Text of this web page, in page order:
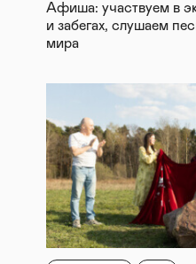
Афиша: участвуем в
и забегах, слушаем
мира